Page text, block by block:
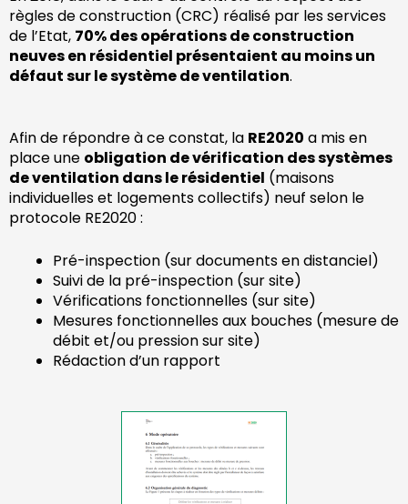
règles de construction (CRC) réalisé par les services
de l’Etat, 70% des opérations de construction
neuves en résidentiel présentaient au moins un
défaut sur le système de ventilation.
Afin de répondre à ce constat, la RE2020 a mis en
place une obligation de vérification des systèmes
de ventilation dans le résidentiel (maisons
individuelles et logements collectifs) neuf selon le
protocole RE2020 :
Pré-inspection (sur documents en distanciel)
Suivi de la pré-inspection (sur site)
Vérifications fonctionnelles (sur site)
Mesures fonctionnelles aux bouches (mesure de
débit et/ou pression sur site)
Rédaction d’un rapport